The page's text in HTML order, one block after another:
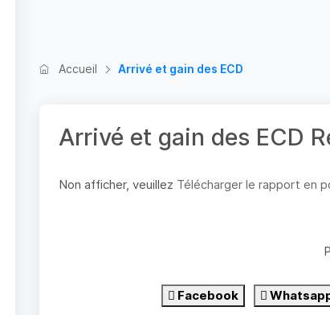
Accueil
Arrivé et gain des ECD
Arrivé et gain des ECD
Non afficher, veuillez Télécharger le rapport en
Facebook